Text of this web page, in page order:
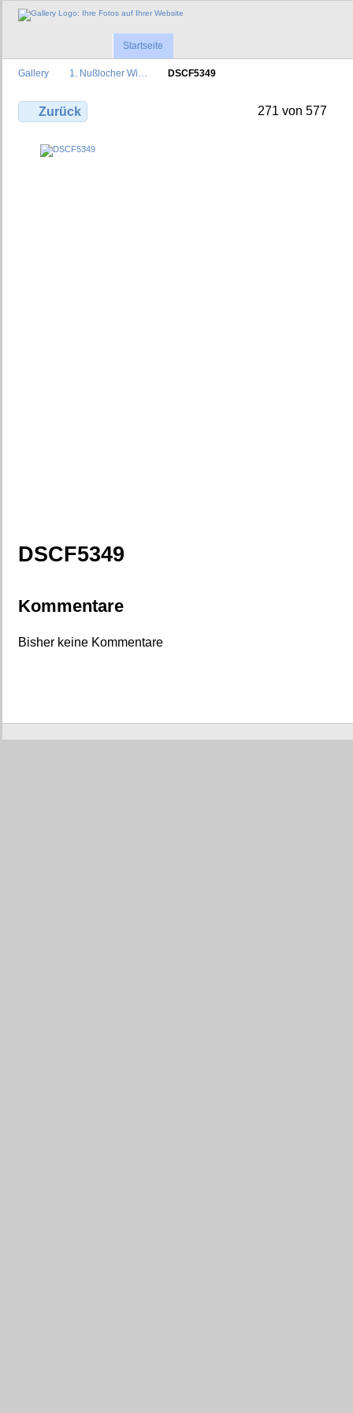
Startseite
Gallery 1. Nußlocher Wi… DSCF5349
Zurück 271 von 577
DSCF5349
Kommentare
Bisher keine Kommentare